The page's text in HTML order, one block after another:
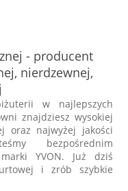
- producent
nierdzewnej,
w najlepszych
znajdziesz wysokiej
oraz najwyżej jakości
bezpośrednim
YVON. Już dziś
i zrób szybkie